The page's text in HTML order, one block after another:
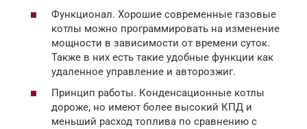
Функционал. Хорошие современные газовые
котлы можно программировать на изменение
мощности в зависимости от времени суток.
Также в них есть такие удобные функции как
удаленное управление и авторозжиг.
Принцип работы. Конденсационные котлы
дороже, но имеют более высокий КПД и
меньший расход топлива по сравнению с